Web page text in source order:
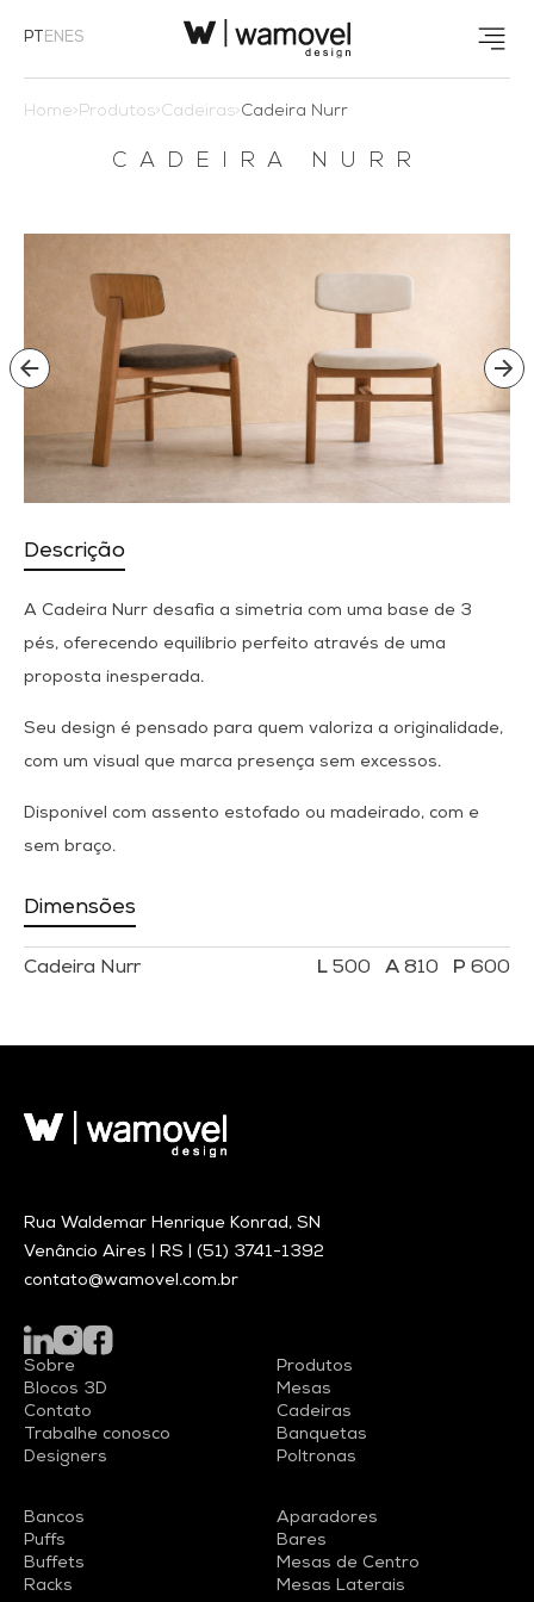
PT EN ES
Home>Produtos>Cadeiras>Cadeira Nurr
CADEIRA NURR
Descrição
A Cadeira Nurr desafia a simetria com uma base de 3
pés, oferecendo equilíbrio perfeito através de uma
proposta inesperada.
Seu design é pensado para quem valoriza a originalidade,
com um visual que marca presença sem excessos.
Disponível com assento estofado ou madeirado, com e
sem braço.
Dimensões
Cadeira Nurr 500 810 600
Rua Waldemar Henrique Konrad, SN
Venâncio Aires | RS | (51) 3741-1392
contato@wamovel.com.br
Sobre
Blocos 3D
Contato
Trabalhe conosco
Designers
Produtos
Mesas
Cadeiras
Banquetas
Poltronas
Bancos
Puffs
Buffets
Racks
Aparadores
Bares
Mesas de Centro
Mesas Laterais